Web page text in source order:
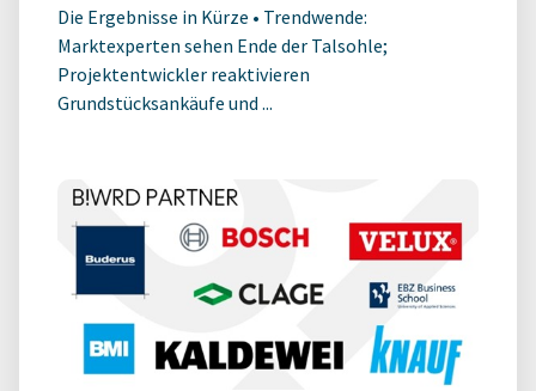
Die Ergebnisse in Kürze • Trendwende:
Marktexperten sehen Ende der Talsohle;
Projektentwickler reaktivieren
Grundstücksankäufe und ...